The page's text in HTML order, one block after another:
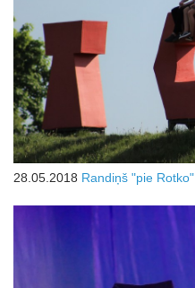
28.05.2018 Randiņš "pie Rotko"